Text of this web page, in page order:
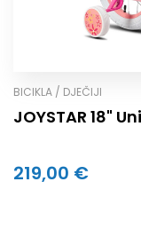
BICIKLA / DJEČIJI
JOYSTAR 18"
219,00 €